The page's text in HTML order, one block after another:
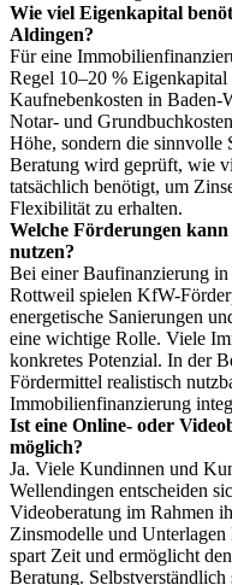
Wie viel Eigenkapital
Aldingen?
Für eine
Regel 10–20 % Eigenkapital
Kaufnebenkosten in Baden-
Notar- und
Höhe, sondern die sinnvolle
Beratung wird geprüft, wie
tatsächlich benötigt, um
Flexibilität zu erhalten.
Welche Förderungen
nutzen?
Bei einer Baufinanzierung
Rottweil spielen KfW-
energetische Sanierungen
eine wichtige Rolle. Viele
konkretes Potenzial. In der
Fördermittel realistisch
Immobilienfinanzierung
Ist eine Online- oder
möglich?
Ja. Viele Kundinnen und
Wellendingen entscheiden
Videoberatung im Rahmen
Zinsmodelle und Unterlagen
spart Zeit und ermöglicht
Beratung.